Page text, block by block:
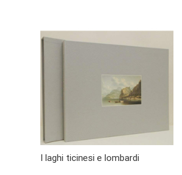
I laghi ticinesi e lombardi